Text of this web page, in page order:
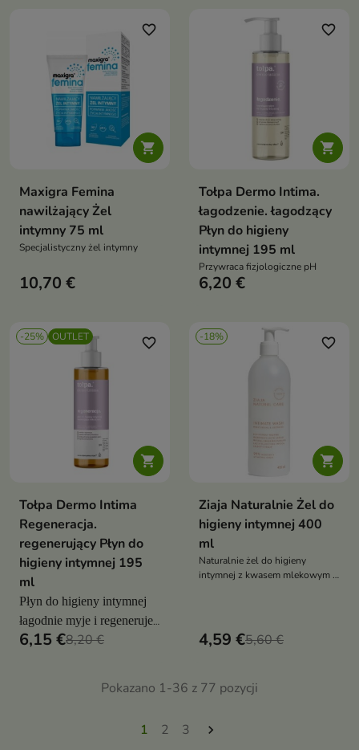

favorite_border
Maxigra Femina
nawilżający Żel
intymny 75 ml
Specjalistyczny żel intymny
10,70 €

favorite_border
Tołpa Dermo Intima.
łagodzenie. łagodzący
Płyn do higieny
intymnej 195 ml
Przywraca fizjologiczne pH
6,20 €
-25% OUTLET

favorite_border
Tołpa Dermo Intima
Regeneracja.
regenerujący Płyn do
higieny intymnej 195
ml
Płyn do higieny intymnej
łagodnie myje i regeneruje
skórę okolic intymnych
6,15 €8,20 €
-18%

favorite_border
Ziaja Naturalnie Żel do
higieny intymnej 400
ml
Naturalnie żel do higieny
intymnej z kwasem mlekowym i
r.ż.
4,59 €5,60 €
Pokazano 1-36 z 77 pozycji
1 2 3 